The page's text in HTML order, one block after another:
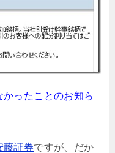
ったことのお知ら
藤証券ですが、だか